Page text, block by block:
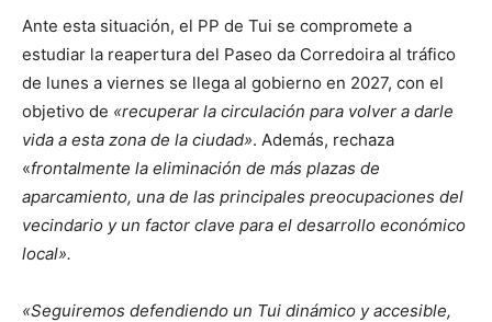
Ante esta situación, el PP de Tui se compromete a
estudiar la reapertura del Paseo da Corredoira al tráfico
de lunes a viernes se llega al gobierno en 2027, con el
objetivo de «recuperar la circulación para volver a darle
vida a esta zona de la ciudad». Además, rechaza
«frontalmente la eliminación de más plazas de
aparcamiento, una de las principales preocupaciones del
vecindario y un factor clave para el desarrollo económico
local».
«Seguiremos defendiendo un Tui dinámico y accesible,